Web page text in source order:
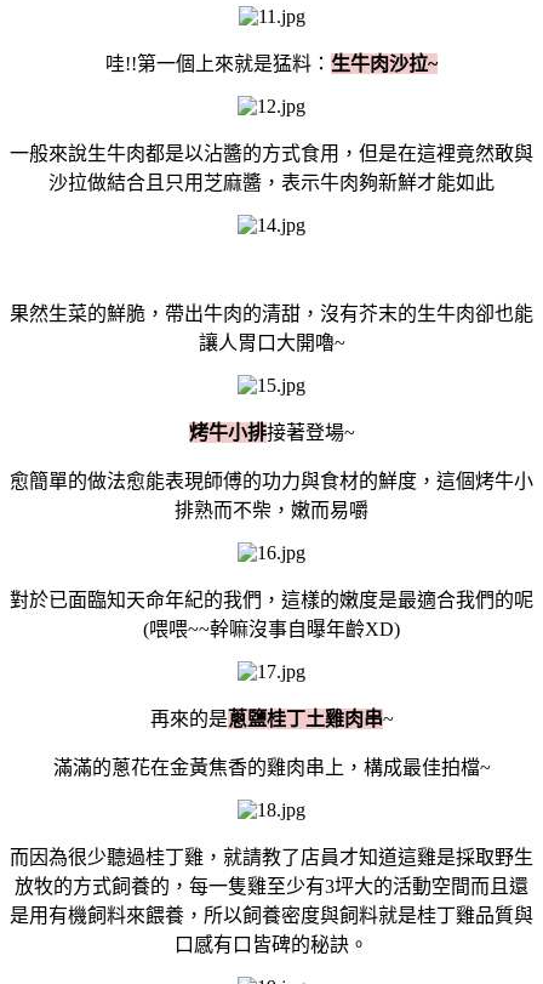
哇!!第一個上來就是猛料： 生牛肉沙拉~
一般來說生牛肉都是以沾醬的方式食用，但是在這裡竟然敢與
沙拉做結合且只用芝麻醬，表示牛肉夠新鮮才能如此
果然生菜的鮮脆，帶出牛肉的清甜，沒有芥末的生牛肉卻也能
讓人胃口大開嚕~
烤牛小排接著登場~
愈簡單的做法愈能表現師傅的功力與食材的鮮度，這個烤牛小
排熟而不柴，嫩而易嚼
對於已面臨知天命年紀的我們，這樣的嫩度是最適合我們的呢
(喂喂~~幹嘛沒事自曝年齡XD)
再來的是蔥鹽桂丁土雞肉串~
滿滿的蔥花在金黃焦香的雞肉串上，構成最佳拍檔~
而因為很少聽過桂丁雞，就請教了店員才知道這雞是採取野生
放牧的方式飼養的，每一隻雞至少有3坪大的活動空間而且還
是用有機飼料來餵養，所以飼養密度與飼料就是桂丁雞品質與
口感有口皆碑的秘訣。